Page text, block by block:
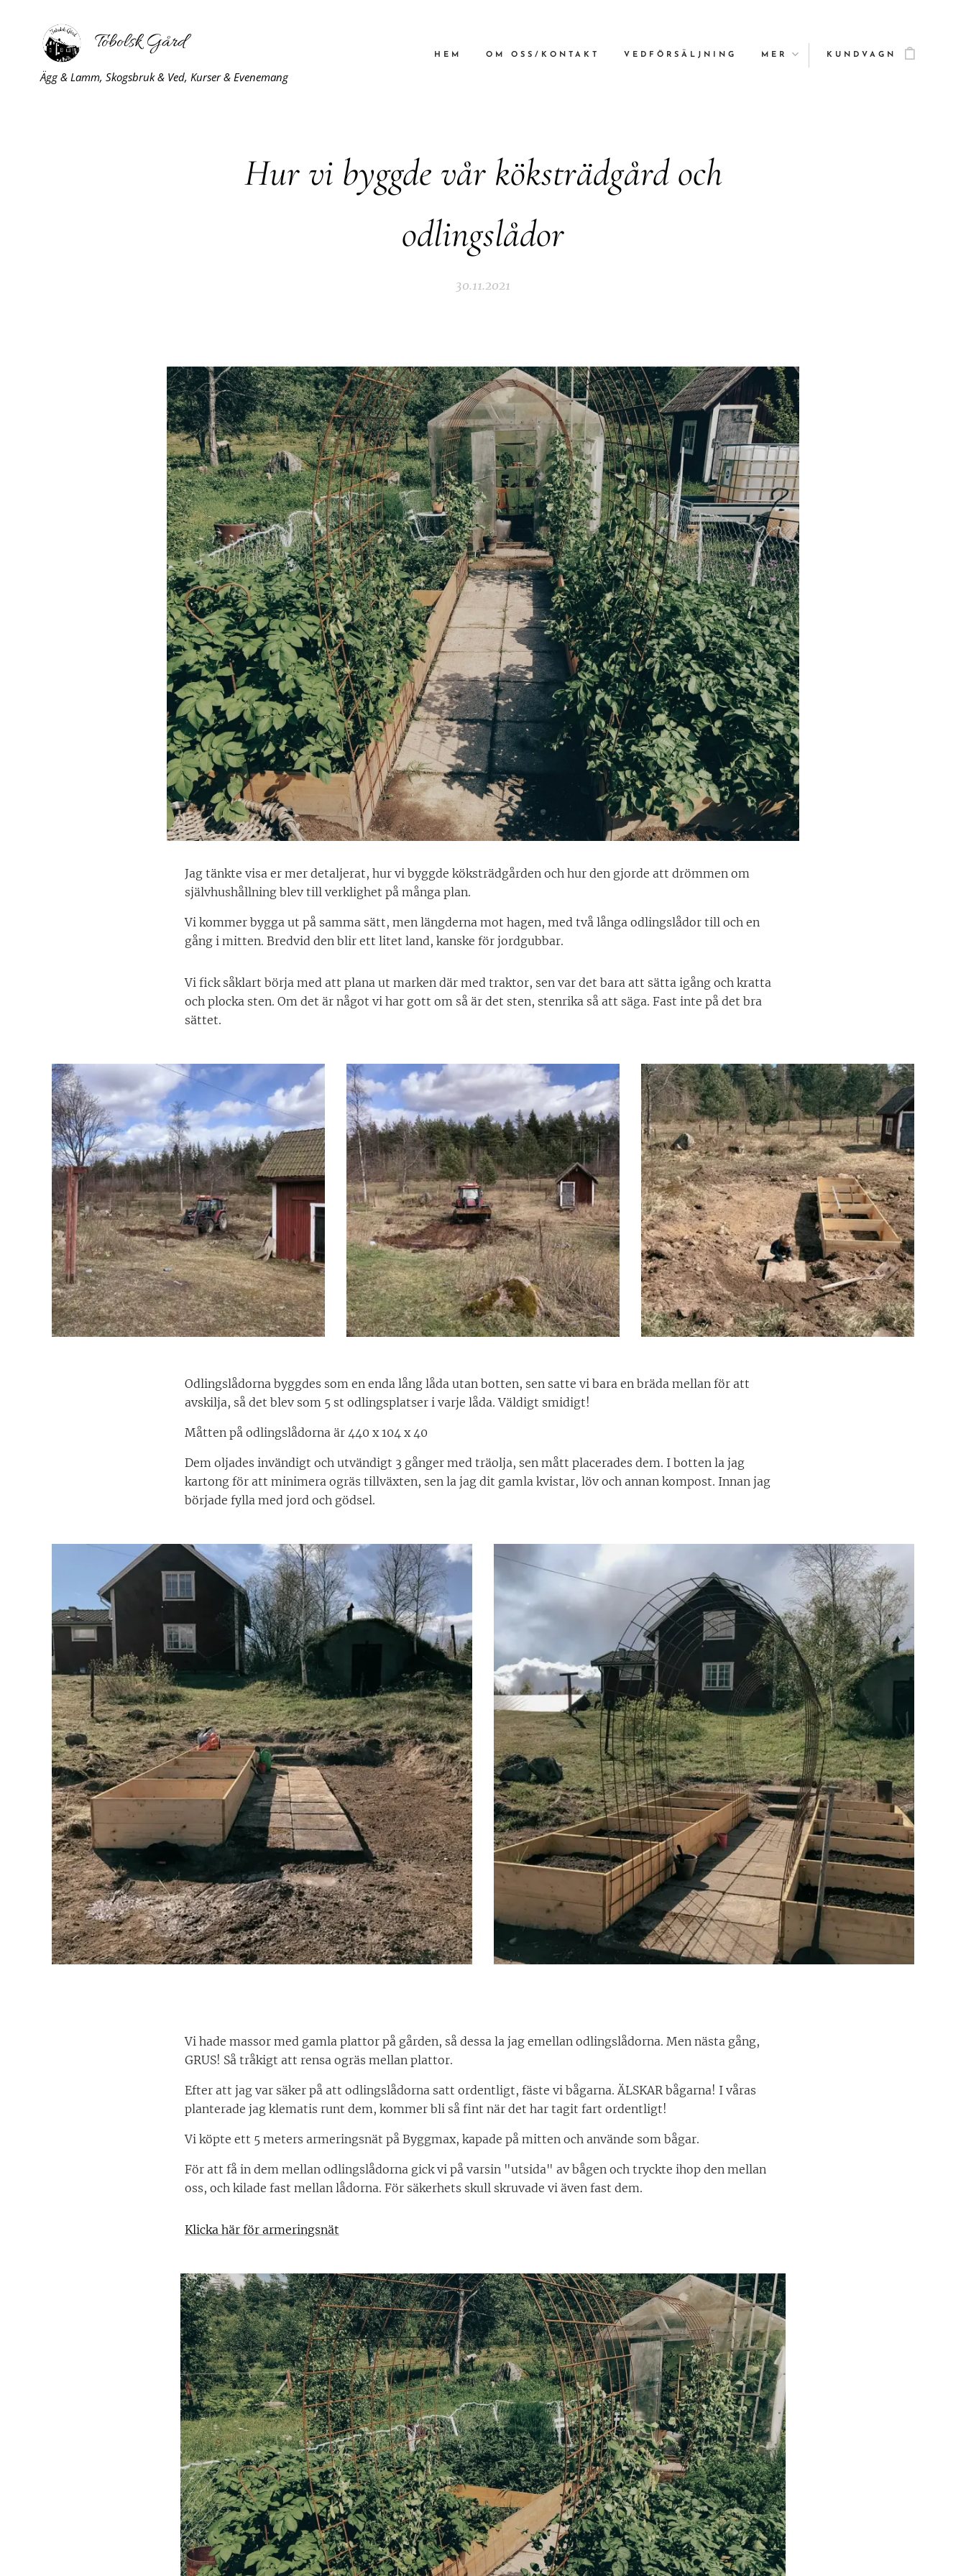
Tobolsk Gård
Ägg & Lamm, Skogsbruk & Ved, Kurser & Evenemang
HEM OM OSS/KONTAKT VEDFÖRSÄLJNING MER KUNDVAGN
Hur vi byggde vår köksträdgård och
odlingslådor
30.11.2021
Jag tänkte visa er mer detaljerat, hur vi byggde köksträdgården och hur den gjorde att drömmen om
självhushållning blev till verklighet på många plan.
Vi kommer bygga ut på samma sätt, men längderna mot hagen, med två långa odlingslådor till och en
gång i mitten. Bredvid den blir ett litet land, kanske för jordgubbar.
Vi fick såklart börja med att plana ut marken där med traktor, sen var det bara att sätta igång och kratta
och plocka sten. Om det är något vi har gott om så är det sten, stenrika så att säga. Fast inte på det bra
sättet.
Odlingslådorna byggdes som en enda lång låda utan botten, sen satte vi bara en bräda mellan för att
avskilja, så det blev som 5 st odlingsplatser i varje låda. Väldigt smidigt!
Måtten på odlingslådorna är 440 x 104 x 40
Dem oljades invändigt och utvändigt 3 gånger med träolja, sen mått placerades dem. I botten la jag
kartong för att minimera ogräs tillväxten, sen la jag dit gamla kvistar, löv och annan kompost. Innan jag
började fylla med jord och gödsel.
Vi hade massor med gamla plattor på gården, så dessa la jag emellan odlingslådorna. Men nästa gång,
GRUS! Så tråkigt att rensa ogräs mellan plattor.
Efter att jag var säker på att odlingslådorna satt ordentligt, fäste vi bågarna. ÄLSKAR bågarna! I våras
planterade jag klematis runt dem, kommer bli så fint när det har tagit fart ordentligt!
Vi köpte ett 5 meters armeringsnät på Byggmax, kapade på mitten och använde som bågar.
För att få in dem mellan odlingslådorna gick vi på varsin "utsida" av bågen och tryckte ihop den mellan
oss, och kilade fast mellan lådorna. För säkerhets skull skruvade vi även fast dem.
Klicka här för armeringsnät